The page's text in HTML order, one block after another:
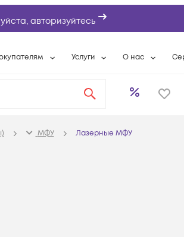
авторизуйтесь
доставки
Услуги
Системная интеграция
Бесплатная намотка
О нас
Контактная
Аккредитация ИТ
МФУ Лазерные МФУ